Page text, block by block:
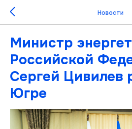
Новости
Министр
Российской
Сергей Цивилев
Югре